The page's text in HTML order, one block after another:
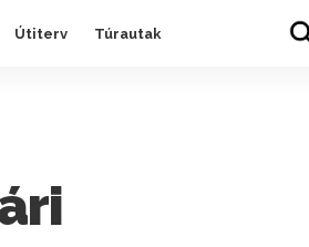
Útiterv Túrautak